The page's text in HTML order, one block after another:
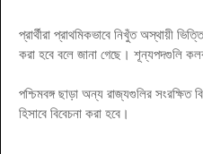
প্রার্থীরা প্রাথমিকভাবে নিখুঁত অস্থায়ী
করা হবে বলে জানা গেছে। শূন্যপদগুলি
পশ্চিমবঙ্গ ছাড়া অন্য রাজ্যগুলির সংরক্ষিত
হিসাবে বিবেচনা করা হবে।